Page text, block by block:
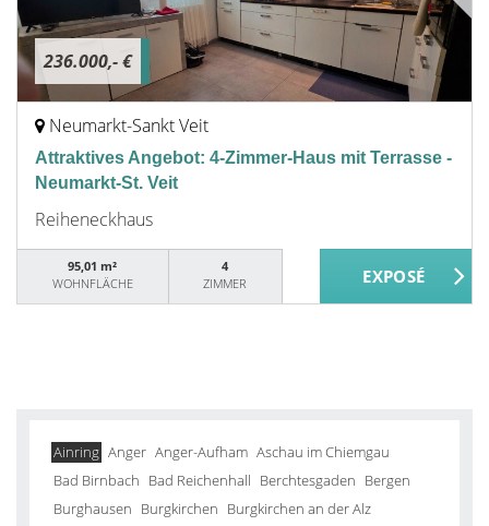
236.000,- €
Neumarkt-Sankt Veit
Attraktives Angebot: 4-Zimmer-Haus mit Terrasse -
Neumarkt-St. Veit
Reiheneckhaus
95,01 m²
WOHNFLÄCHE
4
ZIMMER
Ainring Anger Anger-Aufham Aschau im Chiemgau
Bad Birnbach Bad Reichenhall Berchtesgaden Bergen
Burghausen Burgkirchen Burgkirchen an der Alz